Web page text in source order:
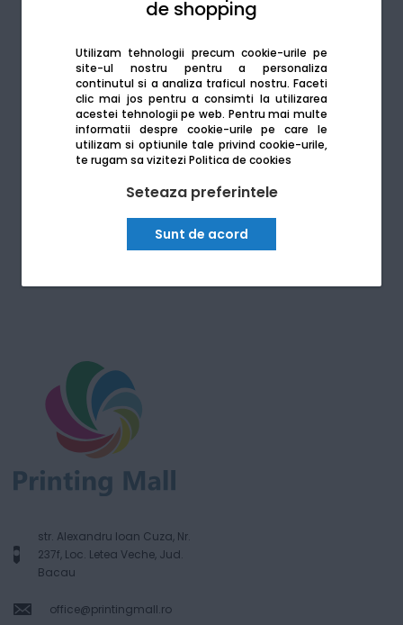
de shopping
Utilizam tehnologii precum cookie-urile pe
site-ul nostru pentru a personaliza
continutul si a analiza traficul nostru. Faceti
clic mai jos pentru a consimti la utilizarea
acestei tehnologii pe web. Pentru mai multe
informatii despre cookie-urile pe care le
utilizam si optiunile tale privind cookie-urile,
te rugam sa viziteziPolitica de cookies
Seteaza preferintele
Sunt de acord
Konica Minolta A3
Xerox A3
*Regulament campanie disponibil pe site. Cadoul se ofera
in limita stocului disponibil pentru produsele selectate.
str. Alexandru Ioan Cuza, Nr.
237f, Loc. Letea Veche, Jud.
Bacau
office@printingmall.ro